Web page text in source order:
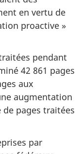
en vertu de
proactive »
pendant
42 861 pages
aux
augmentation
pages traitées
par